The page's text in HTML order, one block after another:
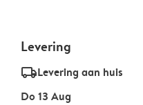
Levering
delivery_standard_v2Levering aan huis
Do 13 Aug